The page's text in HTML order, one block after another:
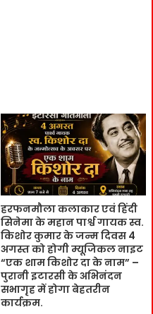
हरफनमौला कलाकार एवं हिंदी
सिनेमा के महान पार्श्व गायक स्व.
किशोर कुमार के जन्म दिवस 4
अगस्त को होगी म्यूजिकल नाइट
“एक शाम किशोर दा के नाम” –
पुरानी इटारसी के अभिनंदन
सभागृह में होगा बेहतरीन
कार्यक्रम.